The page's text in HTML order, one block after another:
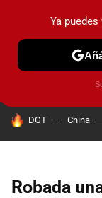
PRUEBAS
HOY SE HABLA
DGT China
Robada
Ya